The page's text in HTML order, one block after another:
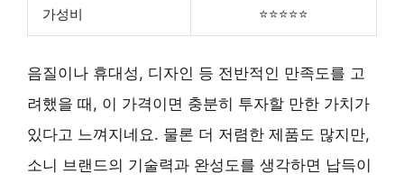
가성비 ⭐⭐⭐⭐⭐
음질이나 휴대성, 디자인 등 전반적인 만족도를 고
려했을 때, 이 가격이면 충분히 투자할 만한 가치가
있다고 느껴지네요. 물론 더 저렴한 제품도 많지만,
소니 브랜드의 기술력과 완성도를 생각하면 납득이